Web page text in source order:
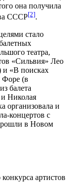
она получила
СССР[2].
стало
театра,
«Сильвия» Лео
и «В поисках
Форе (в
из балета
и Николая
организовала и
концертов с
в Новом
артистов